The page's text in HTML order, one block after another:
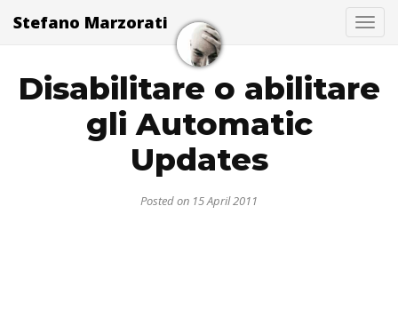
Stefano Marzorati
Disabilitare o abilitare
gli Automatic
Updates
Posted on 15 April 2011